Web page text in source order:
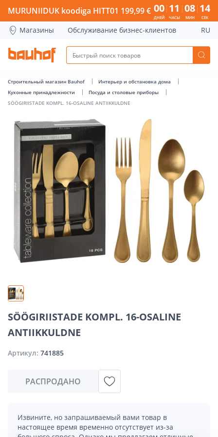
SÖÖGIRIISTADE KOMPL. 16-OSALINE ANTIIKKULDNE -
MURUNIIDUK koodiga HITT01 199,99 € 00
ДНЕЙ
11
ЧАСЫ
08
МИН
13
СЕК
Магазины Обслуживание бизнес-клиентов RU
Строительный магазин Bauhof
Интерьер и обстановка дома
Кухонные принадлежности
Посуда и столовые приборы
SÖÖGIRIISTADE KOMPL. 16-OSALINE ANTIIKKULDNE
SÖÖGIRIISTADE KOMPL. 16-OSALINE
ANTIIKKULDNE
Артикул: 741885
РАСПРОДАНО
Извините, но запрашиваемый вами товар в
настоящее время временно отсутствует из-за